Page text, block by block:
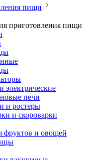
пищи
приготовления пищи
электрические
печи
и ростеры
и скороварки
фруктов и овощей